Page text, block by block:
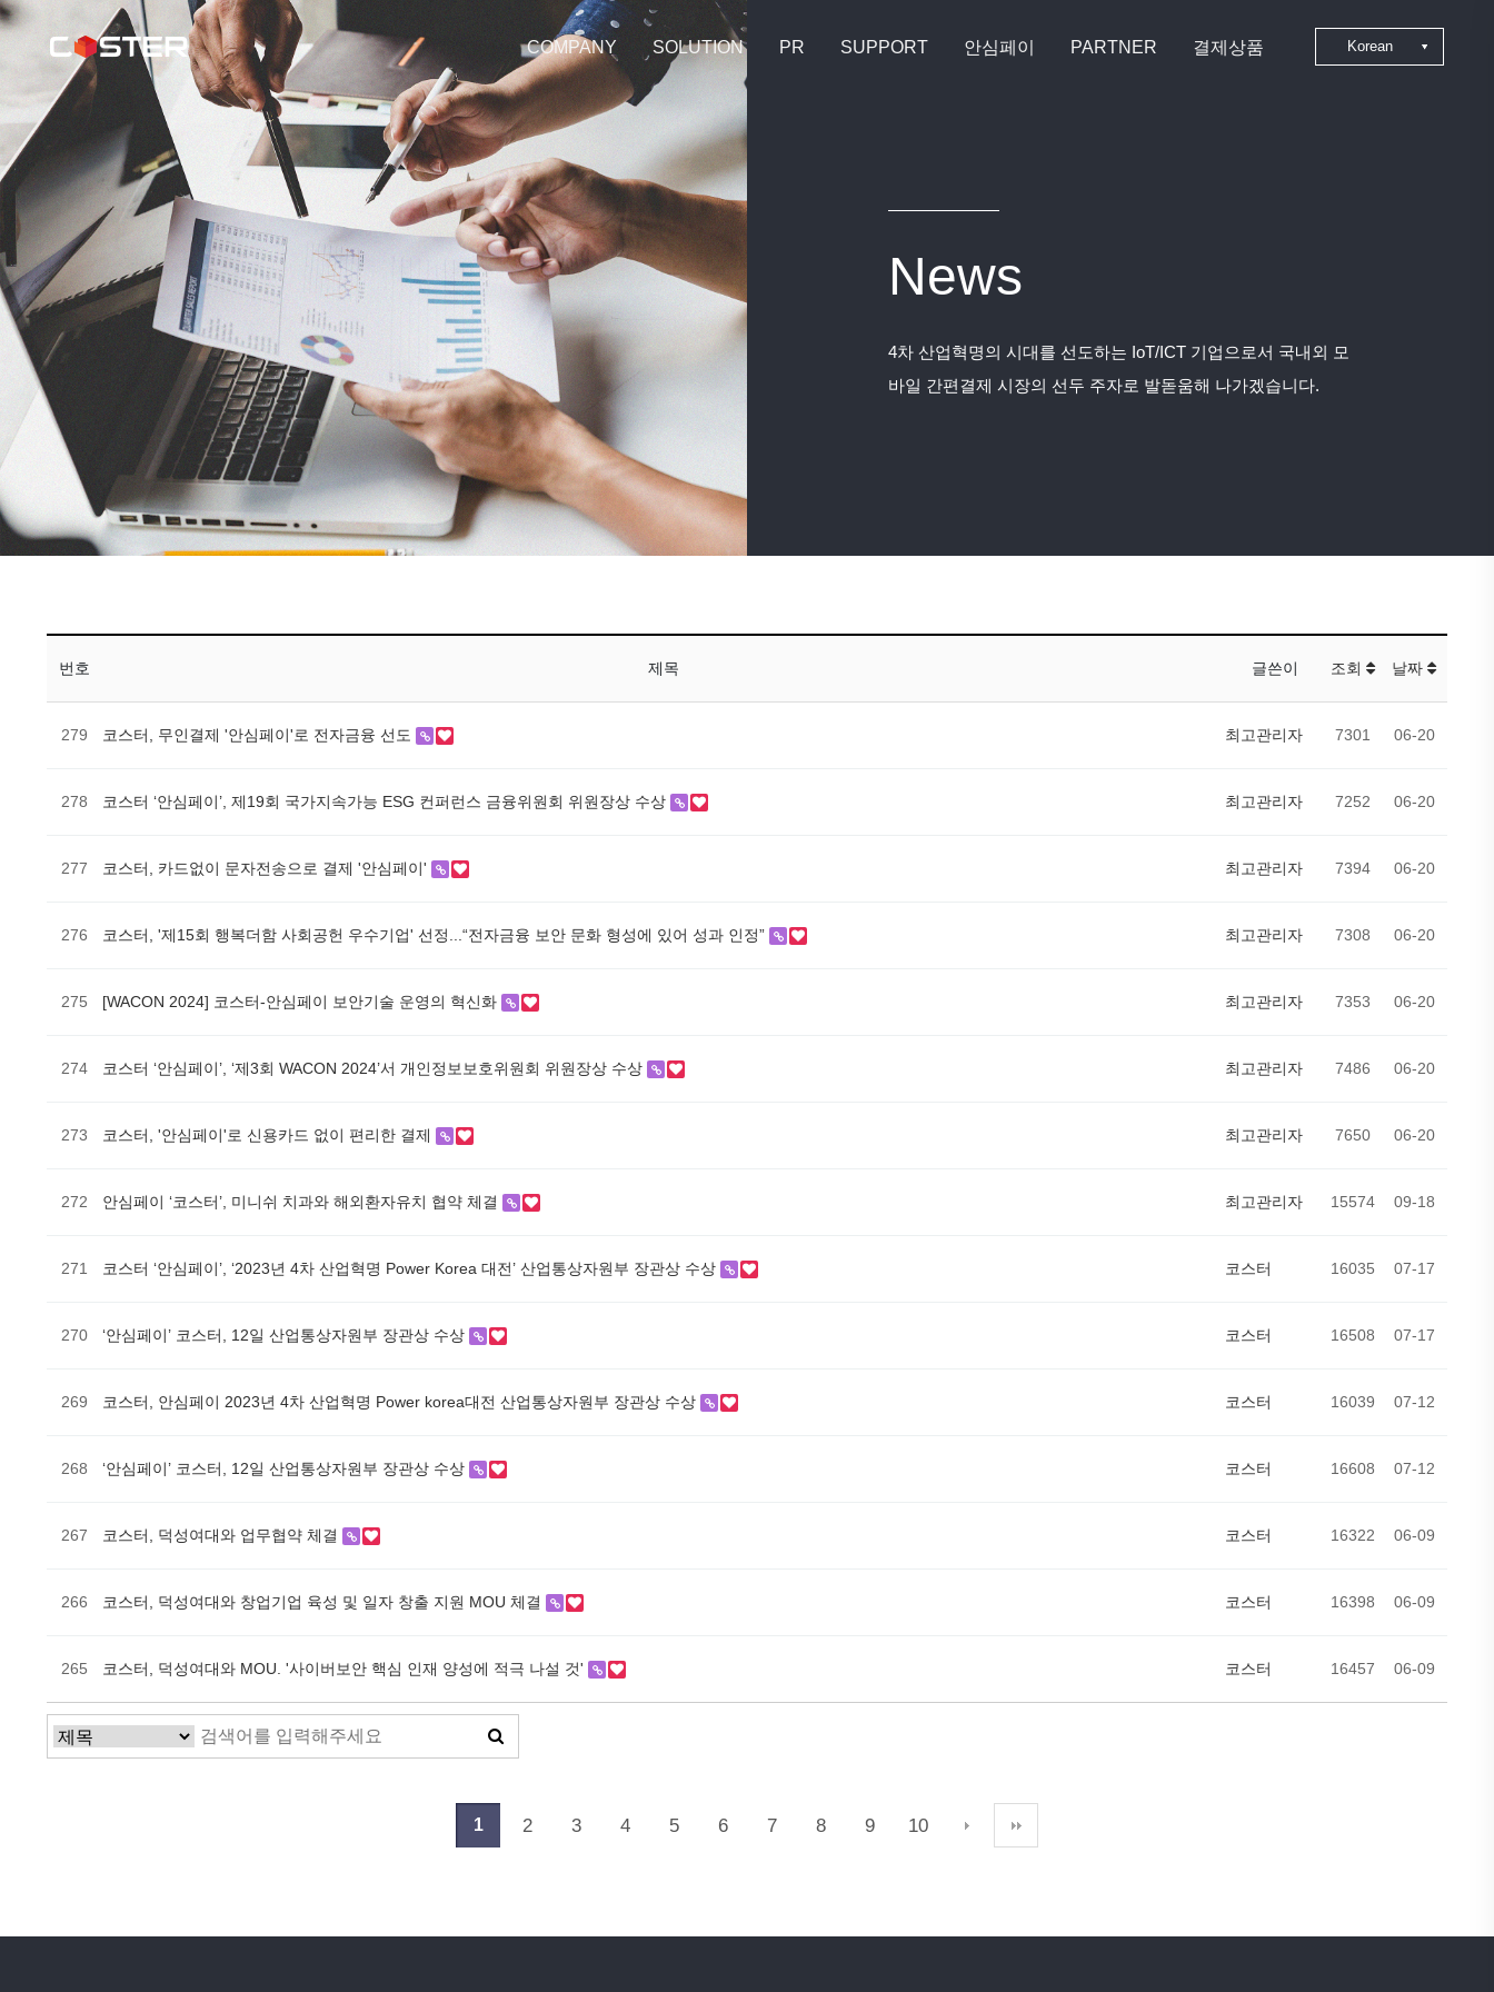
COMPANY SOLUTION PR SUPPORT 안심페이 PARTNER 결제상품 Korean
News
4차 산업혁명의 시대를 선도하는 IoT/ICT 기업으로서 국내외 모
바일 간편결제 시장의 선두 주자로 발돋움해 나가겠습니다.
번호 제목 글쓴이 조회 날짜
279 코스터, 무인결제 '안심페이'로 전자금융 선도 최고관리자 7301 06-20
278 코스터 ‘안심페이’, 제19회 국가지속가능 ESG 컨퍼런스 금융위원회 위원장상 수상 최고관리자 7252 06-20
277 코스터, 카드없이 문자전송으로 결제 '안심페이' 최고관리자 7394 06-20
276 코스터, '제15회 행복더함 사회공헌 우수기업' 선정...“전자금융 보안 문화 형성에 있어 성과 인정” 최고관리자 7308 06-20
275 [WACON 2024] 코스터-안심페이 보안기술 운영의 혁신화 최고관리자 7353 06-20
274 코스터 ‘안심페이’, ‘제3회 WACON 2024’서 개인정보보호위원회 위원장상 수상 최고관리자 7486 06-20
273 코스터, '안심페이'로 신용카드 없이 편리한 결제 최고관리자 7650 06-20
272 안심페이 ‘코스터’, 미니쉬 치과와 해외환자유치 협약 체결 최고관리자 15574 09-18
271 코스터 ‘안심페이’, ‘2023년 4차 산업혁명 Power Korea 대전’ 산업통상자원부 장관상 수상 코스터 16035 07-17
270 ‘안심페이’ 코스터, 12일 산업통상자원부 장관상 수상 코스터 16508 07-17
269 코스터, 안심페이 2023년 4차 산업혁명 Power korea대전 산업통상자원부 장관상 수상 코스터 16039 07-12
268 ‘안심페이’ 코스터, 12일 산업통상자원부 장관상 수상 코스터 16608 07-12
267 코스터, 덕성여대와 업무협약 체결 코스터 16322 06-09
266 코스터, 덕성여대와 창업기업 육성 및 일자 창출 지원 MOU 체결 코스터 16398 06-09
265 코스터, 덕성여대와 MOU. '사이버보안 핵심 인재 양성에 적극 나설 것' 코스터 16457 06-09
1 2 3 4 5 6 7 8 9 10
맨끝